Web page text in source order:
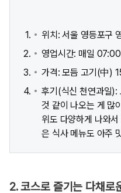
위치: 서울 영등포구
영업시간: 매일
가격: 모듬 고기(中)
후기(식신 천연과일):
것 같이 나오는 게 많
위도 다양하게 나와
은 식사 메뉴도 아주
2. 코스로 즐기는 다채로